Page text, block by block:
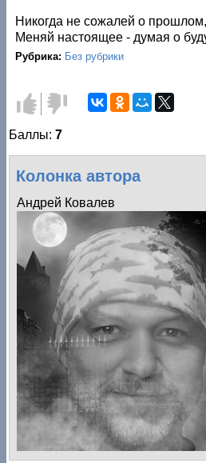
Никогда не сожалей о
Меняй настоящее - думая о
Рубрика: Без рубрики
Голос
за!
Голос
против!
Баллы:7
Колонка автора
Андрей Ковалев